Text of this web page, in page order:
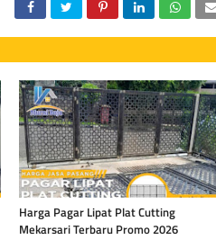
Harga Pagar Lipat Plat Cutting
Mekarsari Terbaru Promo 2026